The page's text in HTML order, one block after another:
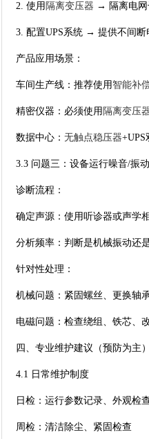
2. 使用 隔离变压器 → 隔离电网
3. 配置UPS系统 → 提供不间断
产品应用场景：
车间生产线：推荐使用 智能补
精密仪器：必须使用 隔离变压
数据中心： 无触点稳压器+UPS
3.3 问题三：设备运行噪音/振
诊断流程：
确定声源：使用听诊器或声学
分析频率：判断是机械振动还
针对性处理：
机械问题：紧固螺丝、更换轴
电磁问题：检查绕组、铁芯、
四、专业维护建议（预防为主
4.1 日常维护制度
日检：运行参数记录、外观检
周检：清洁除尘、紧固检查